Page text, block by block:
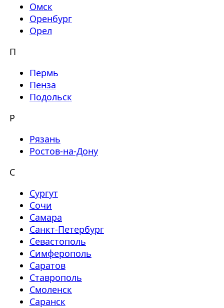
Омск
Оренбург
Орел
П
Пермь
Пенза
Подольск
Р
Рязань
Ростов-на-Дону
С
Сургут
Сочи
Самара
Санкт-Петербург
Севастополь
Симферополь
Саратов
Ставрополь
Смоленск
Саранск